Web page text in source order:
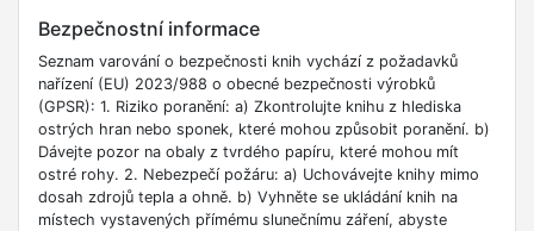
Bezpečnostní informace
Seznam varování o bezpečnosti knih vychází z požadavků
nařízení (EU) 2023/988 o obecné bezpečnosti výrobků
(GPSR): 1. Riziko poranění: a) Zkontrolujte knihu z hlediska
ostrých hran nebo sponek, které mohou způsobit poranění. b)
Dávejte pozor na obaly z tvrdého papíru, které mohou mít
ostré rohy. 2. Nebezpečí požáru: a) Uchovávejte knihy mimo
dosah zdrojů tepla a ohně. b) Vyhněte se ukládání knih na
místech vystavených přímému slunečnímu záření, abyste